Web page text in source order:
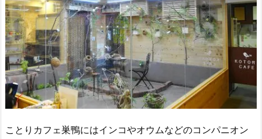
ことりカフェ巣鴨にはインコやオウムなどのコンパニオン